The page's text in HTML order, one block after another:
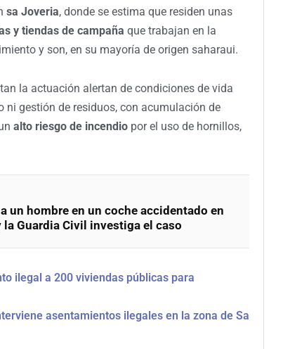
sa Joveria, donde se estima que residen unas
y tiendas de campaña que trabajan en la
y son, en su mayoría de origen saharaui.
la actuación alertan de condiciones de vida
ni gestión de residuos, con acumulación de
alto riesgo de incendio por el uso de hornillos,
un hombre en un coche accidentado en
la Guardia Civil investiga el caso
ilegal a 200 viviendas públicas para
asentamientos ilegales en la zona de Sa